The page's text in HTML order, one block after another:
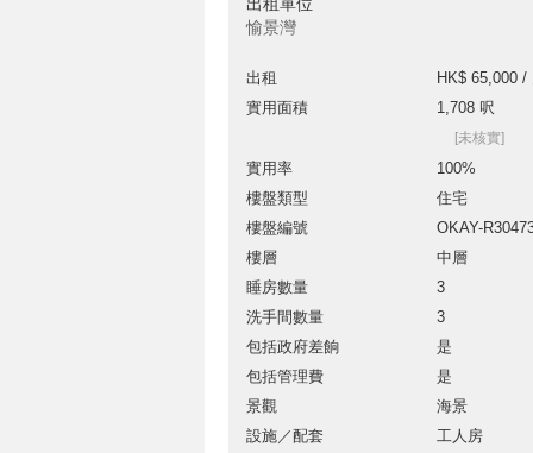
愉景灣
出租
HK$ 65,000 /
實用面積
1,708 呎
[未核實]
實用率
100%
樓盤類型
住宅
樓盤編號
OKAY-
樓層
中層
睡房數量
3
洗手間數量
3
包括政府差餉
是
包括管理費
是
景觀
海景
設施／配套
工人房